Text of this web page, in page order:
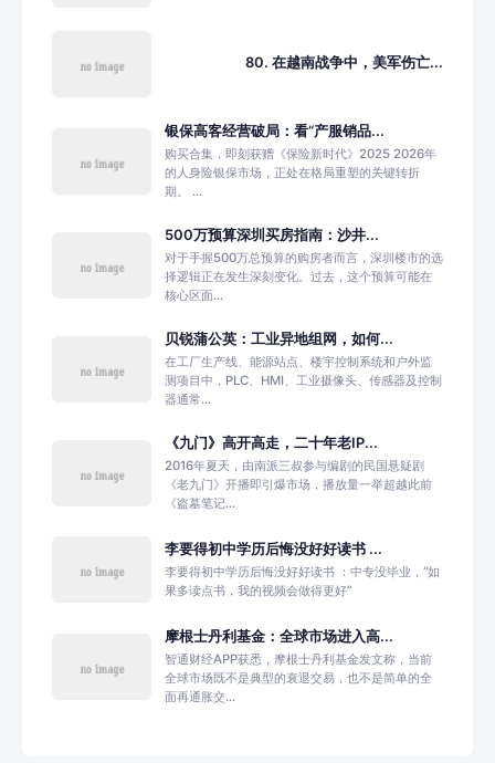
80. 在越南战争中，美军伤亡...
银保高客经营破局：看“产服销品...
购买合集，即刻获赠《保险新时代》2025 2026年
的人身险银保市场，正处在格局重塑的关键转折
期。 ...
500万预算深圳买房指南：沙井...
对于手握500万总预算的购房者而言，深圳楼市的选
择逻辑正在发生深刻变化。过去，这个预算可能在
核心区面...
贝锐蒲公英：工业异地组网，如何...
在工厂生产线、能源站点、楼宇控制系统和户外监
测项目中，PLC、HMI、工业摄像头、传感器及控制
器通常...
《九门》高开高走，二十年老IP...
2016年夏天，由南派三叔参与编剧的民国悬疑剧
《老九门》开播即引爆市场，播放量一举超越此前
《盗墓笔记...
李要得初中学历后悔没好好读书 ...
李要得初中学历后悔没好好读书 ：中专没毕业，“如
果多读点书，我的视频会做得更好”
摩根士丹利基金：全球市场进入高...
智通财经APP获悉，摩根士丹利基金发文称，当前
全球市场既不是典型的衰退交易，也不是简单的全
面再通胀交...